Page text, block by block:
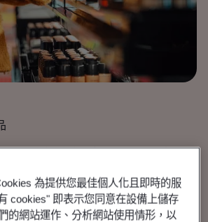
的美容和化妝
定基礎
為提供您最佳個人化且即時的服
cookies" 即表示您同意在設備上儲存
的網站運作、分析網站使用情形，以